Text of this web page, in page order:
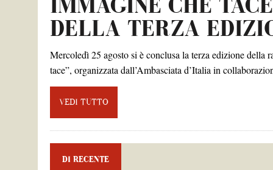
IMMAGINE CHE
DELLA TERZA
Mercoledì 25 agosto si è conclusa la terza edizione della
tace”, organizzata dall’Ambasciata d’Italia in
VEDI TUTTO
DI RECENTE